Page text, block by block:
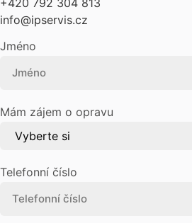
+420 792 304 813
info@ipservis.cz
Jméno
Mám zájem o opravu
Telefonní číslo